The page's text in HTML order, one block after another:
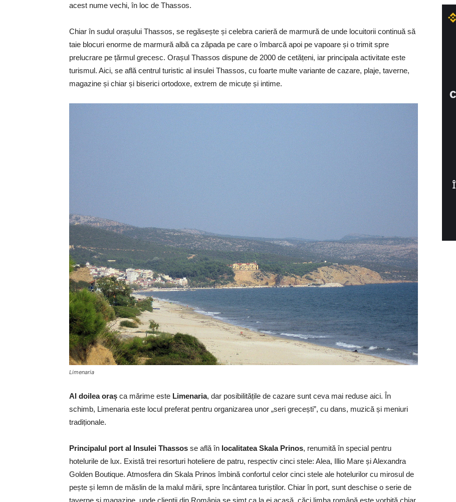
acest nume vechi, în loc de Thassos.
Chiar în sudul orașului Thassos, se regăsește și celebra carieră de marmură de unde locuitorii continuă să
taie blocuri enorme de marmură albă ca zăpada pe care o îmbarcă apoi pe vapoare și o trimit spre
prelucrare pe țărmul grecesc. Orașul Thassos dispune de 2000 de cetățeni, iar principala activitate este
turismul. Aici, se află centrul turistic al insulei Thassos, cu foarte multe variante de cazare, plaje, taverne,
magazine și chiar și biserici ortodoxe, extrem de micuțe și intime.
Limenaria
Al doilea oraș ca mărime este Limenaria, dar posibilitățile de cazare sunt ceva mai reduse aici. În
schimb, Limenaria este locul preferat pentru organizarea unor „seri grecești”, cu dans, muzică și meniuri
tradiționale.
Principalul port al Insulei Thassos se află în localitatea Skala Prinos, renumită în special pentru
hotelurile de lux. Există trei resorturi hoteliere de patru, respectiv cinci stele: Alea, Illio Mare și Alexandra
Golden Boutique. Atmosfera din Skala Prinos îmbină confortul celor cinci stele ale hotelurilor cu mirosul de
pește și lemn de măslin de la malul mării, spre încântarea turiștilor. Chiar în port, sunt deschise o serie de
taverne și magazine, unde clienții din România se simt ca la ei acasă, căci limba română este vorbită chiar